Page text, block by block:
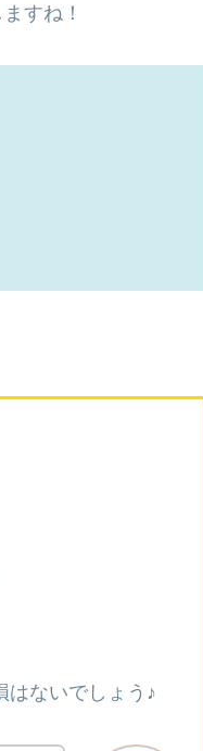
すね！
はないでしょう♪